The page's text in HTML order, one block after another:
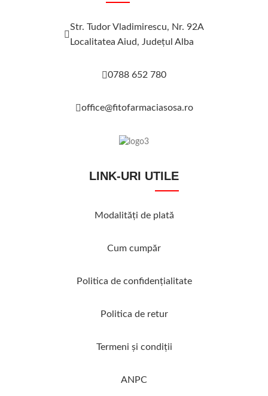
Str. Tudor Vladimirescu, Nr. 92A
Localitatea Aiud, Judeţul Alba
0788 652 780
office@fitofarmaciasosa.ro
LINK-URI UTILE
Modalităţi de plată
Cum cumpăr
Politica de confidenţialitate
Politica de retur
Termeni şi condiţii
ANPC